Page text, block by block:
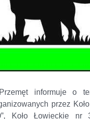
informuje o
przez
Koło Łowieckie nr